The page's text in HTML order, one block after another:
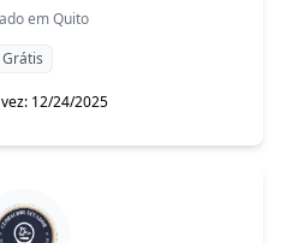
emQuito
Grátis
12/24/2025